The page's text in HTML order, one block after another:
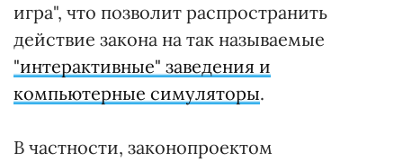
игра", что позволит распространить
действие закона на так называемые
"интерактивные" заведения и
компьютерные симуляторы.
В частности, законопроектом